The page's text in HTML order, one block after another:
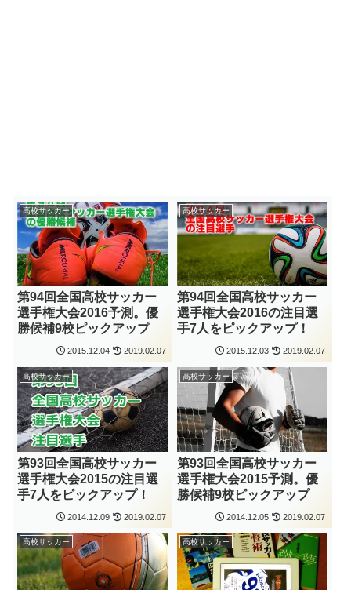
高校サッカー
第94回全国高校サッカー
選手権大会2016予測。優
勝候補9校ピックアップ
2015.12.04 2019.02.07
高校サッカー
第94回全国高校サッカー
選手権大会2016の注目選
手7人をピックアップ！
2015.12.03 2019.02.07
高校サッカー
第93回全国高校サッカー
選手権大会2015の注目選
手7人をピックアップ！
2014.12.09 2019.02.07
高校サッカー
第93回全国高校サッカー
選手権大会2015予測。優
勝候補9校ピックアップ
2014.12.05 2019.02.07
高校サッカー 高校サッカー